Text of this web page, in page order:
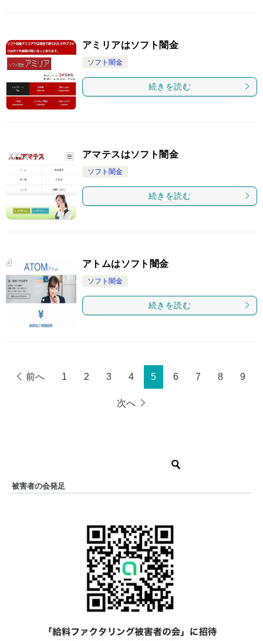
アミリアはソフト闇金
ソフト闇金
続きを読む
アマテスはソフト闇金
ソフト闇金
続きを読む
アトムはソフト闇金
ソフト闇金
続きを読む
前へ 1 2 3 4 5 6 7 8 9
次へ
被害者の会発足